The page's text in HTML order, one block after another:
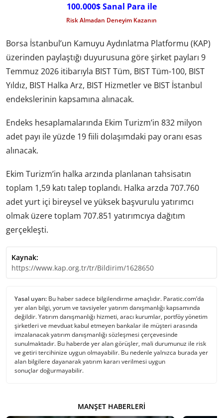
100.000$ Sanal Para ile
Risk Almadan Deneyim Kazanın
Borsa İstanbul’un Kamuyu Aydınlatma Platformu (KAP)
üzerinden paylaştığı duyurusuna göre şirket payları 9
Temmuz 2026 itibarıyla BIST Tüm, BIST Tüm-100, BIST
Yıldız, BIST Halka Arz, BIST Hizmetler ve BIST İstanbul
endekslerinin kapsamına alınacak.
Endeks hesaplamalarında Ekim Turizm’in 832 milyon
adet payı ile yüzde 19 fiili dolaşımdaki pay oranı esas
alınacak.
Ekim Turizm’in halka arzında planlanan tahsisatın
toplam 1,59 katı talep toplandı. Halka arzda 707.760
adet yurt içi bireysel ve yüksek başvurulu yatırımcı
olmak üzere toplam 707.851 yatırımcıya dağıtım
gerçekleşti.
Kaynak:
https://www.kap.org.tr/tr/Bildirim/1628650
Yasal uyarı: Bu haber sadece bilgilendirme amaçlıdır. Paratic.com’da
yer alan bilgi, yorum ve tavsiyeler yatırım danışmanlığı kapsamında
değildir. Yatırım danışmanlığı hizmeti, aracı kurumlar, portföy yönetim
şirketleri ve mevduat kabul etmeyen bankalar ile müşteri arasında
imzalanacak yatırım danışmanlığı sözleşmesi çerçevesinde
sunulmaktadır. Bu haberde yer alan görüşler, mali durumunuz ile risk
ve getiri tercihinize uygun olmayabilir. Bu nedenle yalnızca burada yer
alan bilgilere dayanarak yatırım kararı verilmesi uygun
sonuçlar doğurmayabilir.
MANŞET HABERLERI